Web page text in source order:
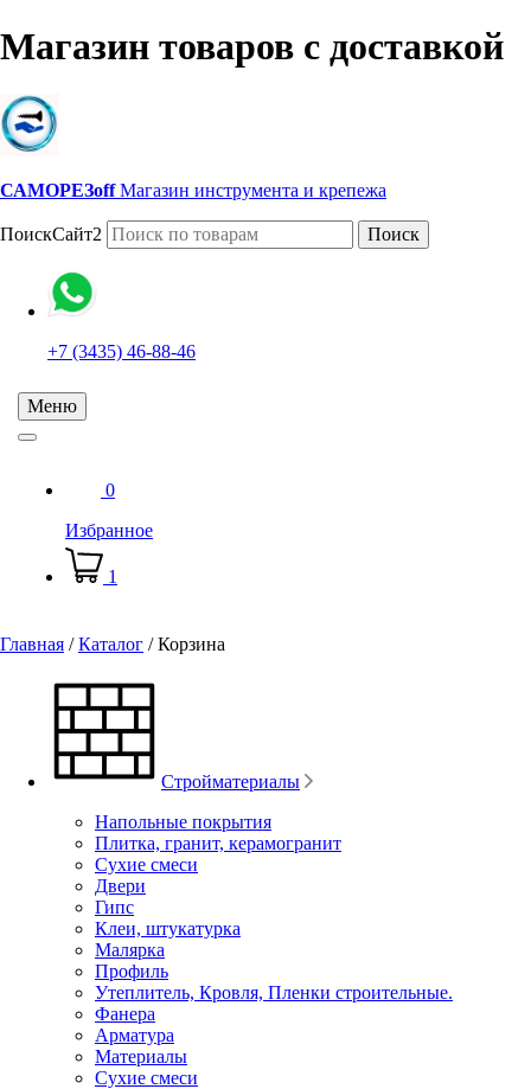
Магазин товаров с доставкой
САМОРЕЗoff Магазин инструмента и крепежа
ПоискСайт2 Поиск
+7 (3435) 46-88-46
Меню
0
Избранное
1
Главная /Каталог /Корзина
Стройматериалы
Напольные покрытия
Плитка, гранит, керамогранит
Сухие смеси
Двери
Гипс
Клеи, штукатурка
Малярка
Профиль
Утеплитель, Кровля, Пленки строительные.
Фанера
Арматура
Материалы
Сухие смеси